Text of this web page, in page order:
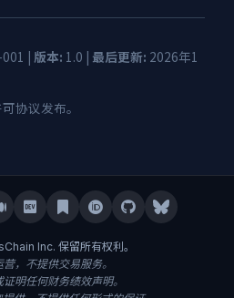
| 版本: 1.0 | 最后更新: 2026年1
协议发布。
Inc. 保留所有权利。
，不提供交易服务。
明任何财务绩效声明。